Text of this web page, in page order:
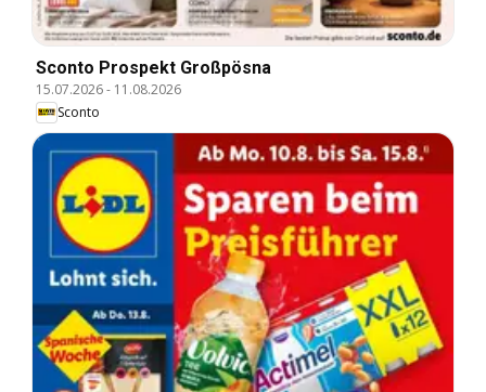
Sconto Prospekt Großpösna
15.07.2026- 11.08.2026
Sconto